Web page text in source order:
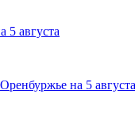
5 августа
на 5 августа